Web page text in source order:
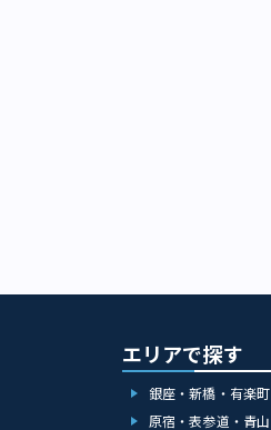
エリアで探す
銀座・新橋・有楽町
原宿・表参道・青山